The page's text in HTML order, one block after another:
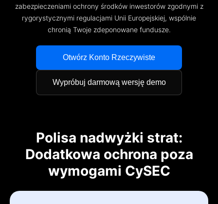
Italiano
Bahasa Indonesia
zabezpieczeniami ochrony środków inwestorów zgodnymi z
rygorystycznymi regulacjami Unii Europejskiej, wspólnie
chronią Twoje zdeponowane fundusze.
Otwórz Konto Rzeczywiste
Wypróbuj darmową wersję demo
Polisa nadwyżki strat:
Dodatkowa ochrona poza
wymogami CySEC